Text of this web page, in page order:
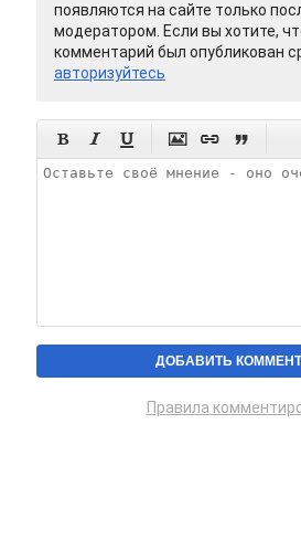
появляются на сайте только
модератором. Если вы хотите,
комментарий был опубликован
авторизуйтесь
     
Правила